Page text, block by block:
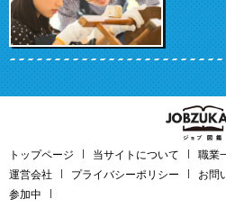
トップページ 当サイトについて 職業
運営会社
プライバシーポリシー お問
参加中